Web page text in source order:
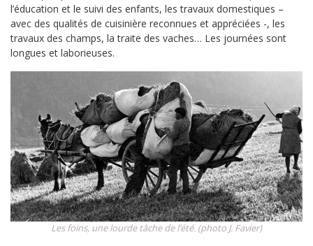
l’éducation et le suivi des enfants, les travaux domestiques –
avec des qualités de cuisinière reconnues et appréciées -, les
travaux des champs, la traite des vaches… Les journées sont
longues et laborieuses.
Les foins, une lourde tâche de l’été. (photo J. Favier)